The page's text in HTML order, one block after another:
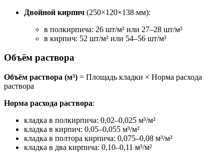
Двойной кирпич (250×120×138 мм):
в полкирпича: 26 шт/м² или 27–28 шт/м²
в кирпич: 52 шт/м² или 54–56 шт/м²
Объём раствора
Объём раствора (м³) = Площадь кладки × Норма расхода
раствора
Норма расхода раствора:
кладка в полкирпича: 0,02–0,025 м³/м²
кладка в кирпич: 0,05–0,055 м³/м²
кладка в полтора кирпича: 0,075–0,08 м³/м²
кладка в два кирпича: 0,10–0,11 м³/м²